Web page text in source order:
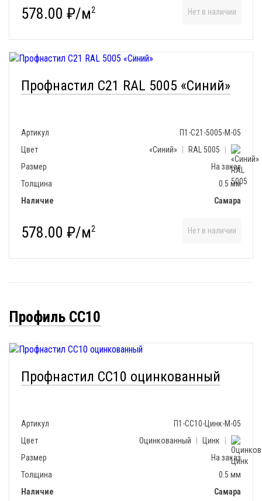
578.00 ₽/м2 Нет в наличии
Профнастил С21 RAL 5005 «Синий»
Артикул
П1-С21-5005-М-05
Цвет
«Синий» RAL 5005
Размер
На заказ
Толщина
0.5 мм
Наличие
Самара
578.00 ₽/м2 Нет в наличии
Профиль СС10
Профнастил СС10 оцинкованный
Артикул
П1-СС10-Цинк-М-05
Цвет
Оцинкованный Цинк
Размер
На заказ
Толщина
0.5 мм
Наличие
Самара